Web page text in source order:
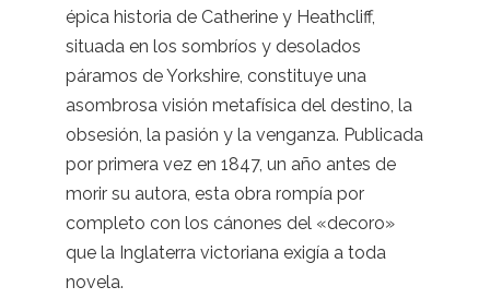
épica historia de Catherine y Heathcliff,
situada en los sombríos y desolados
páramos de Yorkshire, constituye una
asombrosa visión metafísica del destino, la
obsesión, la pasión y la venganza. Publicada
por primera vez en 1847, un año antes de
morir su autora, esta obra rompía por
completo con los cánones del «decoro»
que la Inglaterra victoriana exigía a toda
novela.